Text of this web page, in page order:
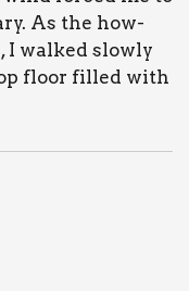
As the how­
I wal­ked slo­w­ly
floor fil­led with